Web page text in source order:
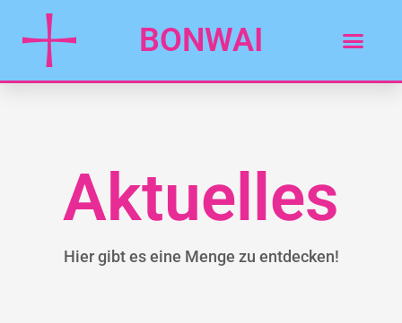
BONWAI
Aktuelles
Hier gibt es eine Menge zu entdecken!